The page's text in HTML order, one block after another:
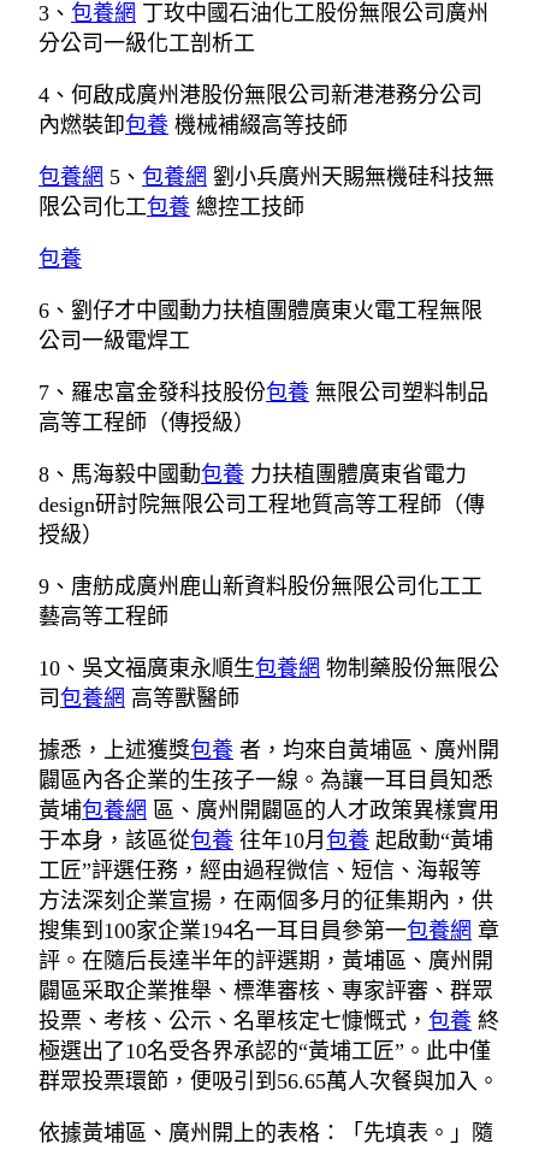
3、 包養網 丁玫中國石油化工股份無限公司廣州
分公司一級化工剖析工
4、何啟成廣州港股份無限公司新港港務分公司
內燃裝卸包養 機械補綴高等技師
包養網 5、 包養網 劉小兵廣州天賜無機硅科技無
限公司化工包養 總控工技師
包養
6、劉仔才中國動力扶植團體廣東火電工程無限
公司一級電焊工
7、羅忠富金發科技股份包養 無限公司塑料制品
高等工程師（傳授級）
8、馬海毅中國動包養 力扶植團體廣東省電力
design研討院無限公司工程地質高等工程師（傳
授級）
9、唐舫成廣州鹿山新資料股份無限公司化工工
藝高等工程師
10、吳文福廣東永順生包養網 物制藥股份無限公
司 包養網 高等獸醫師
據悉，上述獲獎包養 者，均來自黃埔區、廣州開
闢區內各企業的生孩子一線。為讓一耳目員知悉
黃埔包養網 區、廣州開闢區的人才政策異樣實用
于本身，該區從包養 往年10月 包養 起啟動“黃埔
工匠”評選任務，經由過程微信、短信、海報等
方法深刻企業宣揚，在兩個多月的征集期內，供
搜集到100家企業194名一耳目員參第一包養網 章
評。在隨后長達半年的評選期，黃埔區、廣州開
闢區采取企業推舉、標準審核、專家評審、群眾
投票、考核、公示、名單核定七慷慨式， 包養 終
極選出了10名受各界承認的“黃埔工匠”。此中僅
群眾投票環節，便吸引到56.65萬人次餐與加入。
依據黃埔區、廣州開上的表格：「先填表。」隨